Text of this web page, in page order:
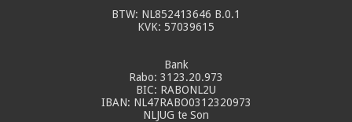
BTW: NL852413646 B.0.1
KVK: 57039615
Bank
Rabo: 3123.20.973
BIC: RABONL2U
IBAN: NL47RABO0312320973
NLJUG te Son